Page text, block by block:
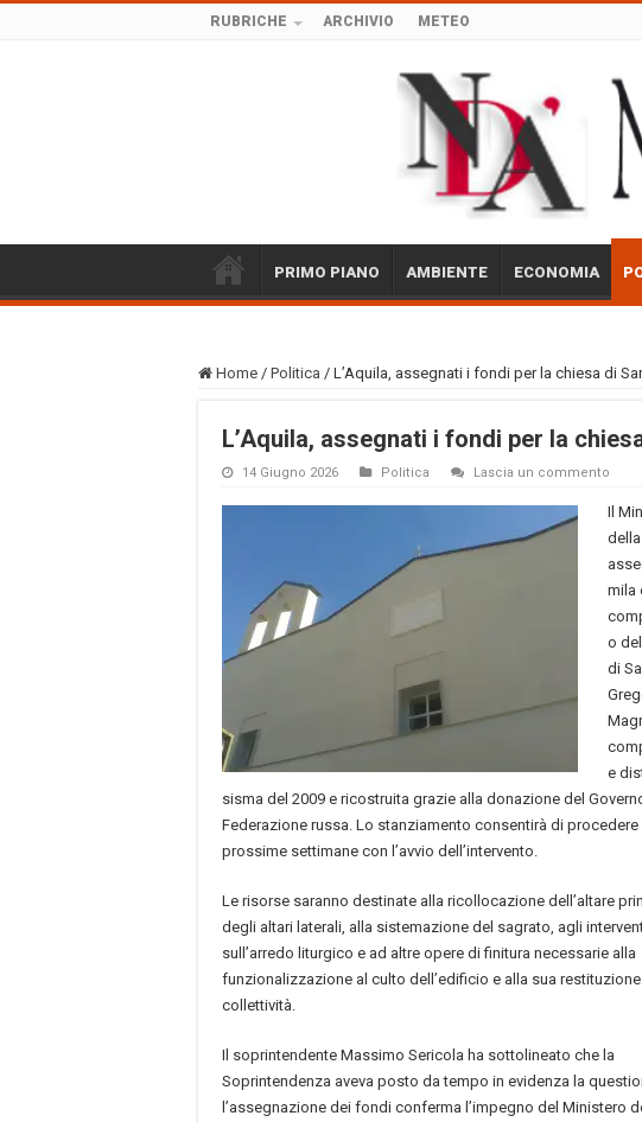
RUBRICHE ARCHIVIO METEO
PRIMO PIANO AMBIENTE ECONOMIA
Home / Politica / L’Aquila, assegnati i fondi per la chiesa di
L’Aquila, assegnati i fondi per la
14 Giugno 2026 Politica Lascia un commento
Il
della
mila
o
di
e
sisma del 2009 e ricostruita grazie alla donazione del
Federazione russa. Lo stanziamento consentirà di procedere
prossime settimane con l’avvio dell’intervento.
Le risorse saranno destinate alla ricollocazione dell’altare
degli altari laterali, alla sistemazione del sagrato, agli
sull’arredo liturgico e ad altre opere di finitura necessarie alla
funzionalizzazione al culto dell’edificio e alla sua restituzione
collettività.
Il soprintendente Massimo Sericola ha sottolineato che la
Soprintendenza aveva posto da tempo in evidenza la
l’assegnazione dei fondi conferma l’impegno del Ministero